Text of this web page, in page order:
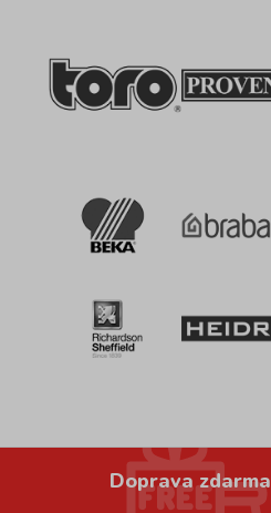
Doprava zdarma